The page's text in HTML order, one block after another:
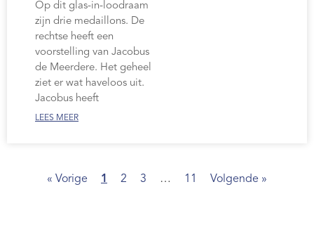
Op dit glas-in-loodraam
zijn drie medaillons. De
rechtse heeft een
voorstelling van Jacobus
de Meerdere. Het geheel
ziet er wat haveloos uit.
Jacobus heeft
LEES MEER
« Vorige 1 2 3 … 11 Volgende »